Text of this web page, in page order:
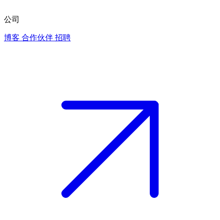
公司
博客 合作伙伴 招聘